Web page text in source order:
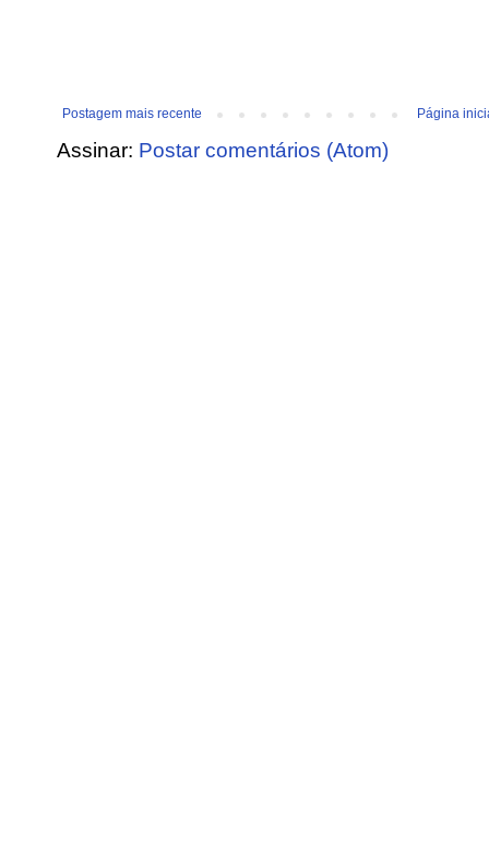
Postagem mais recente Página
Assinar: Postar comentários (Atom)